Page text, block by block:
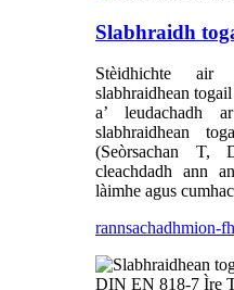
Slabhraidh
Stèidhichte air
slabhraidhean
a’ leudachadh
slabhraidhean
(Seòrsachan
cleachdadh ann
làimhe agus
rannsachadhmion-